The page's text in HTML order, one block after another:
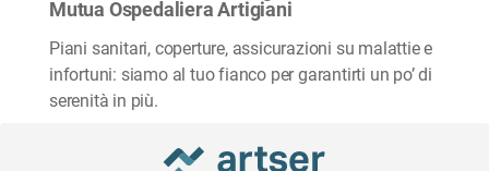
Mutua Ospedaliera Artigiani
Piani sanitari, coperture, assicurazioni su malattie e
infortuni: siamo al tuo fianco per garantirti un po’ di
serenità in più.